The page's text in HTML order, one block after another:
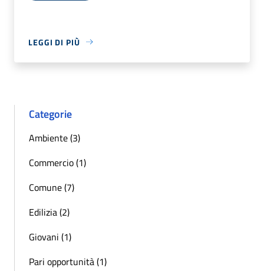
LEGGI DI PIÙ
Categorie
Ambiente (3)
Commercio (1)
Comune (7)
Edilizia (2)
Giovani (1)
Pari opportunità (1)